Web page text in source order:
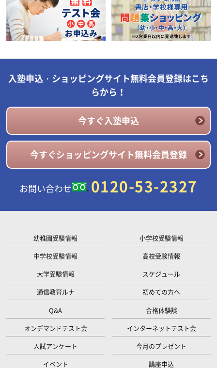
入塾申込・ショッピングサイト無料会員登録はこち
らから！
今すぐ入塾申込
今すぐショッピングサイト無料会員登録
お問い合わせ 0120-53-2327
幼稚園受験情報
小学校受験情報
中学校受験情報
高校受験情報
大学受験情報
スケジュール
通信教育ルナ
初めての方へ
Q&A
合格体験談
オンデマンドテスト会
インターネットテスト会
入試アンケート
今月のプレゼント
イベント
講座申込